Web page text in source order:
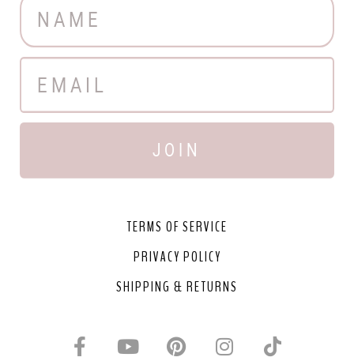
JOIN
TERMS OF SERVICE
PRIVACY POLICY
SHIPPING & RETURNS